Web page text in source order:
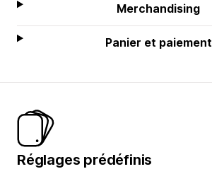
Merchandising
Panier et paiement
Réglages prédéfinis